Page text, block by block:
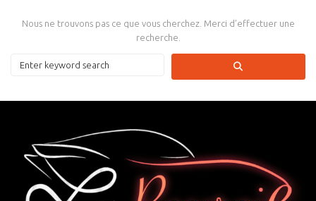
Nous ne trouvons pas ce que vous cherchez. Merci d’effectuer une
recherche.